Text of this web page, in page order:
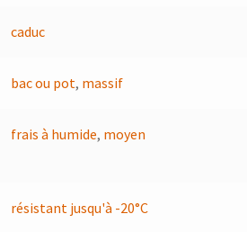
caduc
bac ou pot, massif
frais à humide, moyen
résistant jusqu'à -20°C